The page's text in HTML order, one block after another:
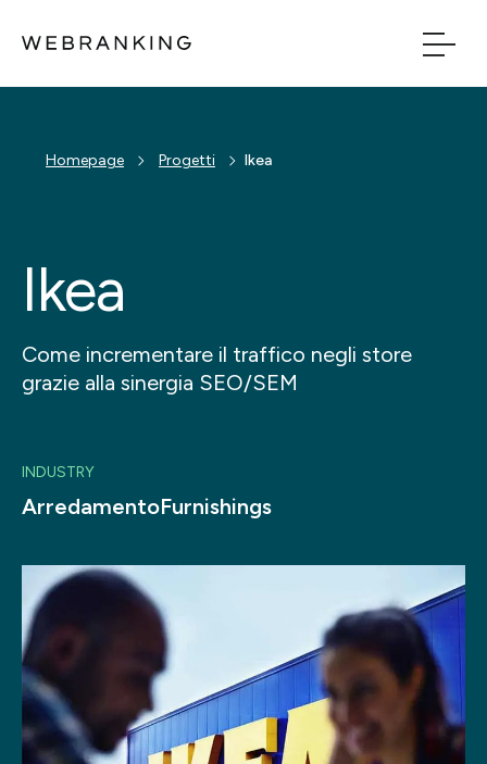
Build
Bridge
Cosa facciamo
Point of W
Careers
Contatti
Homepage Progetti Ikea
Ikea
Come incrementare il traffico negli store
grazie alla sinergia SEO/SEM
INDUSTRY
ArredamentoFurnishings